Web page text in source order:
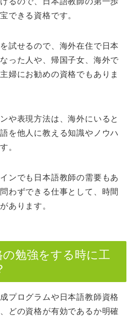
できる資格です。
試せるので、海外在住で日本
った人や、帰国子女、海外で
婦にお勧めの資格でもありま
や表現方法は、海外にいると
を他人に教える知識やノウハ
。
ンでも日本語教師の需要もあ
わずできる仕事として、時間
あります。
の勉強をする時に工
プログラムや日本語教師資格
どの資格が有効であるか明確